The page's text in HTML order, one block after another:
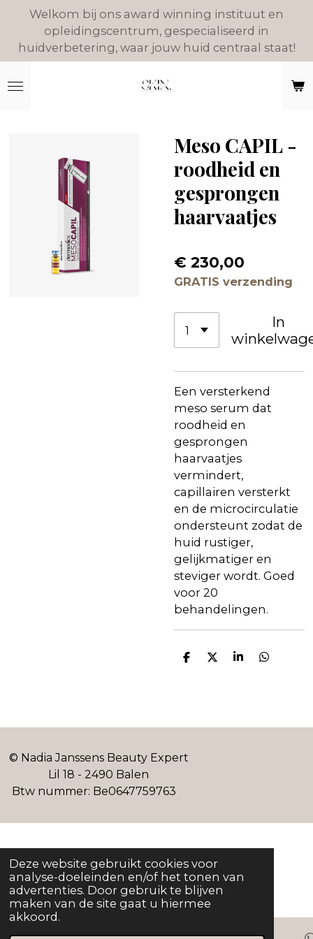
Deze website gebruikt cookies voor
analyse-doeleinden en/of het tonen van
advertenties. Door gebruik te blijven
maken van de site gaat u hiermee
akkoord.
naar
de
hoofdinhoud
Welkom bij ons award winning instituut en
opleidingscentrum, gespecialiseerd in
huidverbetering, waar jouw huid centraal staat!
Meso CAPIL -
roodheid en
gesprongen
haarvaatjes
€ 230,00
GRATIS verzending
In
Een versterkend
meso serum dat
roodheid en
gesprongen
haarvaatjes
vermindert,
capillairen versterkt
en de microcirculatie
ondersteunt zodat de
huid rustiger,
gelijkmatiger en
steviger wordt. Goed
voor 20
behandelingen.
D
D
S
D
© Nadia Janssens Beauty Expert
Lil 18 - 2490 Balen
Btw nummer: Be0647759763